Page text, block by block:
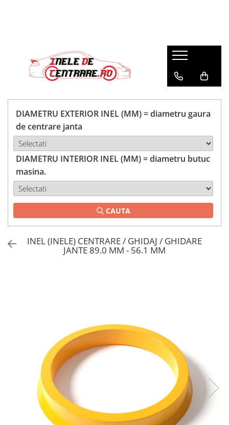
DIAMETRU EXTERIOR INEL (MM) = diametru gaura
de centrare janta
DIAMETRU INTERIOR INEL (MM) = diametru butuc
masina.
CAUTA
INEL (INELE) CENTRARE / GHIDAJ / GHIDARE
JANTE 89.0 MM - 56.1 MM